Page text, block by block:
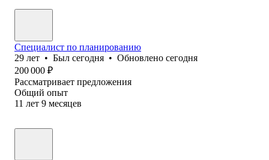
Специалист по планированию
29 лет • Был сегодня • Обновлено сегодня
200 000 ₽
Рассматривает предложения
Общий опыт
11 лет 9 месяцев